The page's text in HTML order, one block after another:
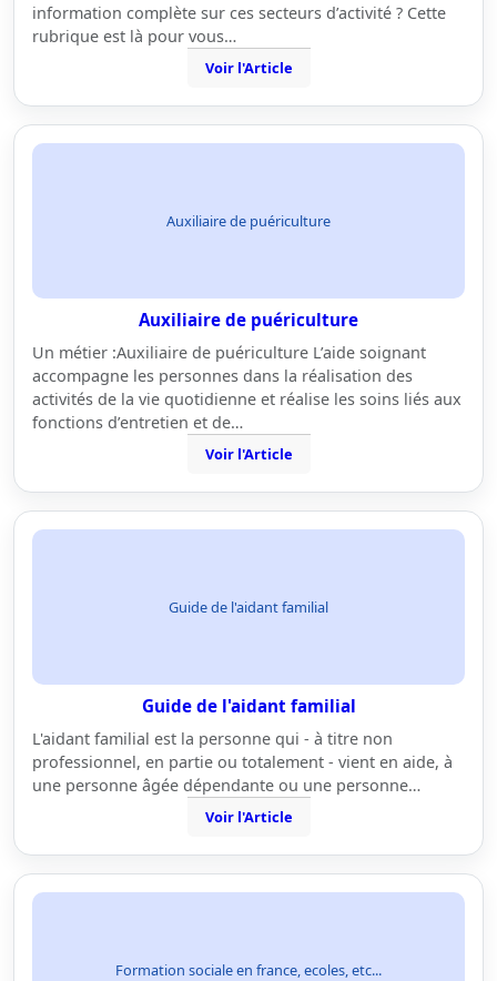
information complète sur ces secteurs d’activité ? Cette
rubrique est là pour vous…
Voir l'Article
Auxiliaire de puériculture
Auxiliaire de puériculture
Un métier :Auxiliaire de puériculture L’aide soignant
accompagne les personnes dans la réalisation des
activités de la vie quotidienne et réalise les soins liés aux
fonctions d’entretien et de…
Voir l'Article
Guide de l'aidant familial
Guide de l'aidant familial
L'aidant familial est la personne qui - à titre non
professionnel, en partie ou totalement - vient en aide, à
une personne âgée dépendante ou une personne…
Voir l'Article
Formation sociale en france, ecoles, etc...